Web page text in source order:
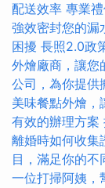
配送效率 專業
強效密封您的漏
困擾 長照2.0政
外燴廠商，讓您
公司，為你提供
美味餐點外燴，
有效的辦理方案
離婚時如何收集
目，滿足你的不
一位打掃阿姨，